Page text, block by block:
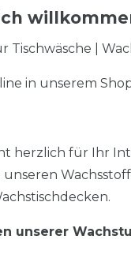
Tischwäsche |
in unserem
herzlich für Ihr
unserer